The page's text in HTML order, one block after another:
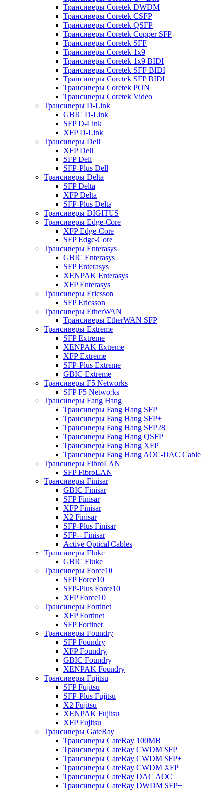
Трансиверы Coretek DWDM
Трансиверы Coretek CSFP
Трансиверы Coretek QSFP
Трансиверы Coretek Copper SFP
Трансиверы Coretek SFF
Трансиверы Coretek 1x9
Трансиверы Coretek 1x9 BIDI
Трансиверы Coretek SFF BIDI
Трансиверы Coretek SFP BIDI
Трансиверы Coretek PON
Трансиверы Coretek Video
Трансиверы D-Link
GBIC D-Link
SFP D-Link
XFP D-Link
Трансиверы Dell
XFP Dell
SFP Dell
SFP-Plus Dell
Трансиверы Delta
SFP Delta
XFP Delta
SFP-Plus Delta
Трансиверы DIGITUS
Трансиверы Edge-Core
XFP Edge-Core
SFP Edge-Core
Трансиверы Enterasys
GBIC Enterasys
SFP Enterasys
XENPAK Enterasys
XFP Enterasys
Трансиверы Ericsson
SFP Ericsson
Трансиверы EtherWAN
Трансиверы EtherWAN SFP
Трансиверы Extreme
SFP Extreme
XENPAK Extreme
XFP Extreme
SFP-Plus Extreme
GBIC Extreme
Трансиверы F5 Networks
SFP F5 Networks
Трансиверы Fang Hang
Трансиверы Fang Hang SFP
Трансиверы Fang Hang SFP+
Трансиверы Fang Hang SFP28
Трансиверы Fang Hang QSFP
Трансиверы Fang Hang XFP
Трансиверы Fang Hang AOC-DAC Cable
Трансиверы FibroLAN
SFP FibroLAN
Трансиверы Finisar
GBIC Finisar
SFP Finisar
XFP Finisar
X2 Finisar
SFP-Plus Finisar
SFP-- Finisar
Active Optical Cables
Трансиверы Fluke
GBIC Fluke
Трансиверы Force10
SFP Force10
SFP-Plus Force10
XFP Force10
Трансиверы Fortinet
XFP Fortinet
SFP Fortinet
Трансиверы Foundry
SFP Foundry
XFP Foundry
GBIC Foundry
XENPAK Foundry
Трансиверы Fujitsu
SFP Fujitsu
SFP-Plus Fujitsu
X2 Fujitsu
XENPAK Fujitsu
XFP Fujitsu
Трансиверы GateRay
Трансиверы GateRay 100MB
Трансиверы GateRay CWDM SFP
Трансиверы GateRay CWDM SFP+
Трансиверы GateRay CWDM XFP
Трансиверы GateRay DAC AOC
Трансиверы GateRay DWDM SFP+